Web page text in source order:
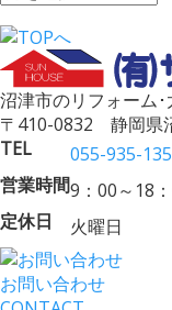
沼津市のリフォーム･
〒410-0832 静岡県
TEL
055-935-
営業時間9：00～18
定休日
火曜日
お問い合わせ